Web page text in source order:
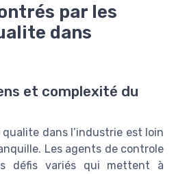
par les
dans
et complexité du
dans l’industrie est loin
Les agents de controle
défis variés qui mettent à